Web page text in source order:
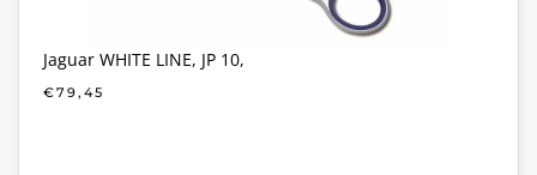
Jaguar WHITE LINE, JP 10,
€79,45